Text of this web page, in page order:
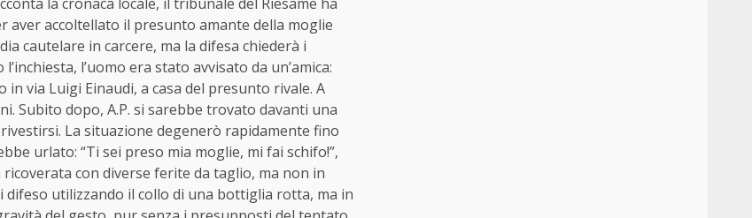
aver accoltellato il presunto amante della moglie
cautelare in carcere, ma la difesa chiederà i
l’uomo era stato avvisato da un’amica:
in via Luigi Einaudi, a casa del presunto rivale. A
Subito dopo, A.P. si sarebbe trovato davanti una
La situazione degenerò rapidamente fino
urlato: “Ti sei preso mia moglie, mi fai schifo!”,
con diverse ferite da taglio, ma non in
difeso utilizzando il collo di una bottiglia rotta, ma in